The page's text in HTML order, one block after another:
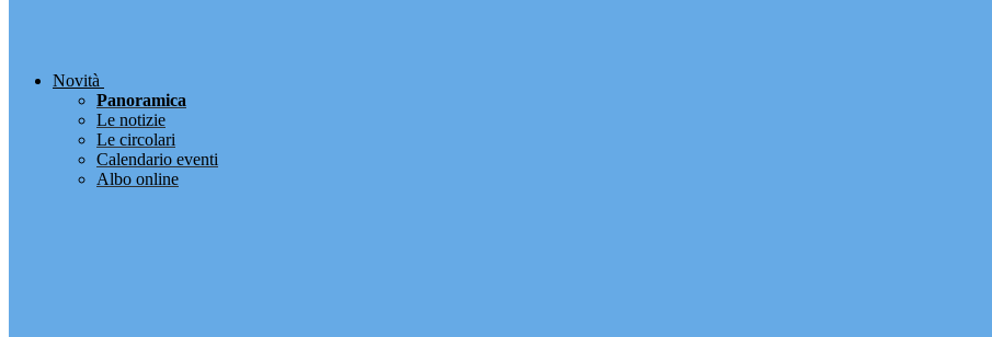
Novità
Panoramica
Le notizie
Le circolari
Calendario eventi
Albo online